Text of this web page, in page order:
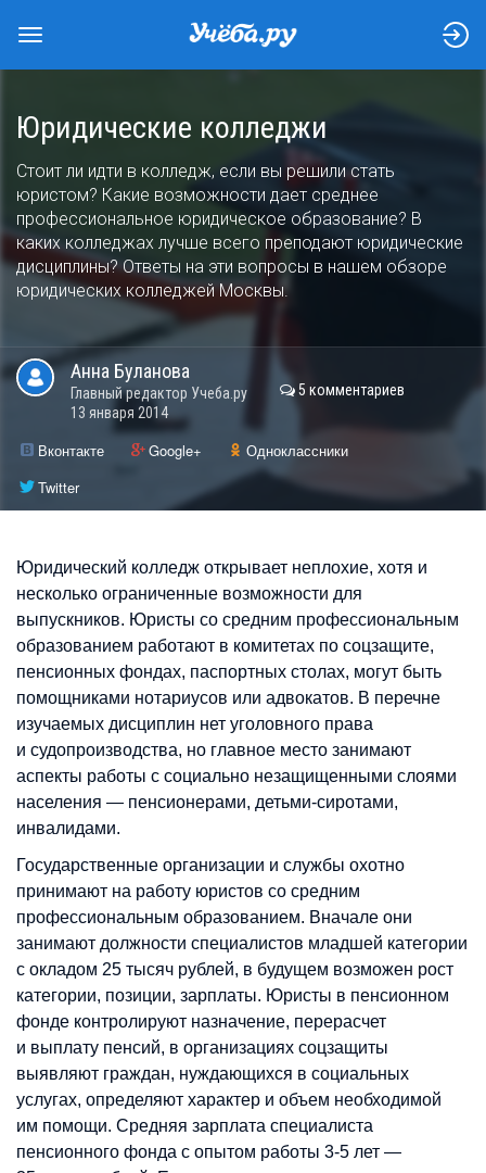
Юридические колледжи
Стоит ли идти в колледж, если вы решили стать
юристом? Какие возможности дает среднее
профессиональное юридическое образование? В
каких колледжах лучше всего преподают юридические
дисциплины? Ответы на эти вопросы в нашем обзоре
юридических колледжей Москвы.
Анна Буланова
Главный редактор Учеба.ру
13 января 2014
5 комментариев
Вконтакте Google+
Одноклассники
Twitter
Юридический колледж открывает неплохие, хотя и
несколько ограниченные возможности для
выпускников. Юристы со средним профессиональным
образованием работают в комитетах по соцзащите,
пенсионных фондах, паспортных столах, могут быть
помощниками нотариусов или адвокатов. В перечне
изучаемых дисциплин нет уголовного права
и судопроизводства, но главное место занимают
аспекты работы с социально незащищенными слоями
населения — пенсионерами, детьми-сиротами,
инвалидами.
Государственные организации и службы охотно
принимают на работу юристов со средним
профессиональным образованием. Вначале они
занимают должности специалистов младшей категории
с окладом 25 тысяч рублей, в будущем возможен рост
категории, позиции, зарплаты. Юристы в пенсионном
фонде контролируют назначение, перерасчет
и выплату пенсий, в организациях соцзащиты
выявляют граждан, нуждающихся в социальных
услугах, определяют характер и объем необходимой
им помощи. Средняя зарплата специалиста
пенсионного фонда с опытом работы 3-5 лет —